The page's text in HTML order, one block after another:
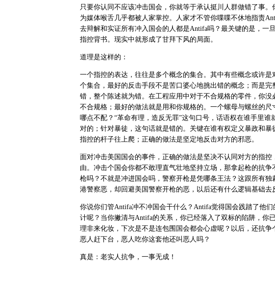
只要你认同不应该冲击国会，你就等于承认挺川人群做错了事。
为媒体喉舌几乎都被人家掌控。人家才不管你喋喋不休地指责
去辩解和实证所有冲入国会的人都是Antifa吗？最关键的是，一
指控背书。现实中就形成了甘拜下风的局面。
道理是这样的：
一个指控的表达，往往是多个概念的集合。其中有些概念或许
个集合，最好的反击手段不是苦口婆心地挑出错的概念；而是
错，整个陈述就为错。在工程应用中对于不合规格的零件，你
不合规格；最好的做法就是用和你规格的。一个螺母与螺丝的
哪点不配？“革命有理，造反无罪”这句口号，话语权在谁手里
对的；针对暴徒，这句话就是错的。关键在谁有权定义暴政和
指控的杆子往上爬；正确的做法是坚定地反击对方的邪恶。
面对冲击美国国会的事件，正确的做法是坚决不认同对方的指
由。冲击个国会你都不敢理直气壮地坚持立场，那拿起枪的抗
枪吗？不就是冲进国会吗，警察开枪是凭哪条王法？这跟所有
港警察恶，却回避美国警察开枪的恶，以后还有什么逻辑基础去
你说你们管Antifa冲不冲国会干什么？ Antifa觉得国会践踏了他
计呢？当你撇清与Antifa的关系，你已经落入了双标的陷阱，你
理非来化妆，下次是不是连包围国会都会心虚呢？以后，还抗
恶人赶下台，恶人吃你这套他还叫恶人吗？
真是：老实人抗争，一事无成！